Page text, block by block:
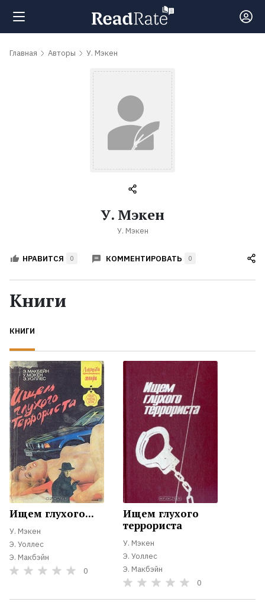
Поиск
Авторы
Жанры
Экранизации
Коллекции
Главная Авторы У. Мэкен
У. Мэкен
У. Мэкен
НРАВИТСЯ 0 КОММЕНТИРОВАТЬ 0
Книги
КНИГИ
Ищем глухого...
У. Мэкен
Э. Уоллес
Э. Макбэйн
0
Ищем глухого
террориста
У. Мэкен
Э. Уоллес
Э. Макбэйн
0